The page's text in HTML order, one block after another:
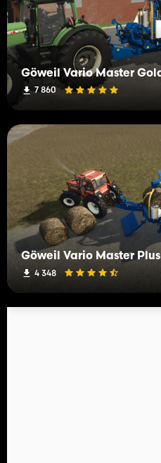
7 860
Göweil Vario Master Plus
4 348